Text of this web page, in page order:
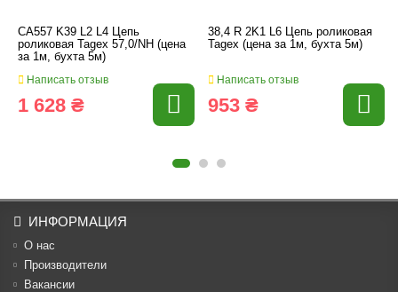
CA557 K39 L2 L4 Цепь
роликовая Tagex 57,0/NH (цена
за 1м, бухта 5м)
Написать отзыв
1 628 ₴
38,4 R 2K1 L6 Цепь роликовая
Tagex (цена за 1м, бухта 5м)
Написать отзыв
953 ₴
ИНФОРМАЦИЯ
О нас
Производители
Вакансии